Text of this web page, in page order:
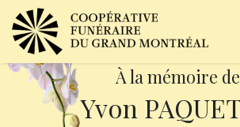
À la mémoire de
Yvon